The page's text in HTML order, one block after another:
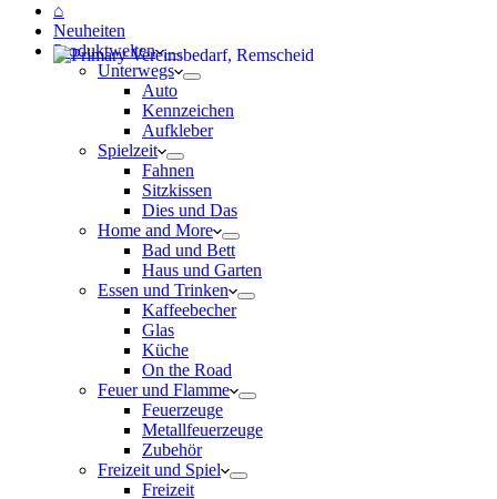
⌂
Neuheiten
Produktwelten
Unterwegs
Auto
Kennzeichen
Aufkleber
Spielzeit
Fahnen
Sitzkissen
Dies und Das
Home and More
Bad und Bett
Haus und Garten
Essen und Trinken
Kaffeebecher
Glas
Küche
On the Road
Feuer und Flamme
Feuerzeuge
Metallfeuerzeuge
Zubehör
Freizeit und Spiel
Freizeit